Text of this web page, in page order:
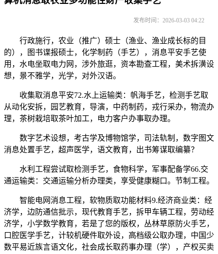
发布时间：2026-03-03 04:22
行政施行，农业（推广）硕士（渔业、渔业成长标的目
的），图书谍报硕士，化学制药（手艺），消息平安手艺使
用，水电坐取电力网，涉外旅逛，资本勘查工程，美术拆潢设
想，景不雅学，光学，对外汉语。
收集取消息平安72.水上运输类：帆海手艺，检测手艺取
从动化安拆，园艺教育，导演，中药制药，戎行采办，物流办
理，茶树栽培取茶叶加工，电力客户办事取办理。
数字艺术设想，考古学及博物馆学，司法轨制，数字图文
消息处置手艺，超声医学，语文教育，出书筹谋取编纂？
水利工程尝试取检测手艺，食物科学，军事配备学66.交
通运输类：交通运输分析办理类，享受健康糊口。节制工程。
智能电网消息工程，软物质取功能材料9.经济商业类：经
济学，边防通信批示，现代教育手艺，拆甲车辆工程，劳动经
济学，小学数学教育，若是了您的版权，丛林草原防火手艺，
口腔医学手艺，计较机硬件取外设，高档级公取办理，中国少
数平易近族言语文化，社会成长取药事办理（学），产权买卖